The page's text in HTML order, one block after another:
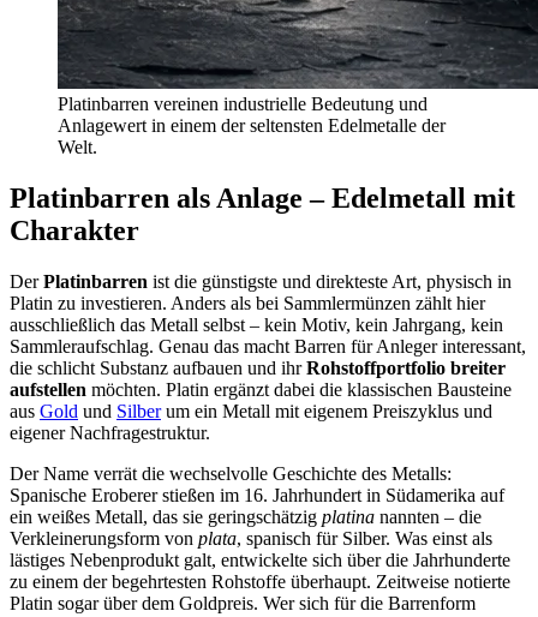
Platinbarren vereinen industrielle Bedeutung und
Anlagewert in einem der seltensten Edelmetalle der
Welt.
Platinbarren als Anlage – Edelmetall mit
Charakter
DerPlatinbarren ist die günstigste und direkteste Art, physisch in
Platin zu investieren. Anders als bei Sammlermünzen zählt hier
ausschließlich das Metall selbst – kein Motiv, kein Jahrgang, kein
Sammleraufschlag. Genau das macht Barren für Anleger interessant,
die schlicht Substanz aufbauen und ihrRohstoffportfolio breiter
aufstellen möchten. Platin ergänzt dabei die klassischen Bausteine
aus Gold und Silberum ein Metall mit eigenem Preiszyklus und
eigener Nachfragestruktur.
Der Name verrät die wechselvolle Geschichte des Metalls:
Spanische Eroberer stießen im 16. Jahrhundert in Südamerika auf
ein weißes Metall, das sie geringschätzig platina nannten – die
Verkleinerungsform von plata, spanisch für Silber. Was einst als
lästiges Nebenprodukt galt, entwickelte sich über die Jahrhunderte
zu einem der begehrtesten Rohstoffe überhaupt. Zeitweise notierte
Platin sogar über dem Goldpreis. Wer sich für die Barrenform